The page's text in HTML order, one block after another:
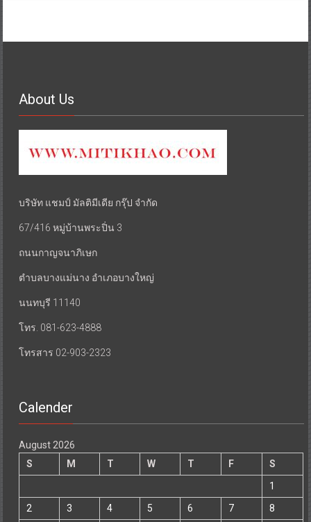
About Us
บริษัท แชมป์ มัลติมีเดีย กรุ๊ป จำกัด
67/416 หมู่บ้านพระปิ่น 3
ถนนกาญจนาภิเษก
ตำบลบางแม่นาง อำเภอบางใหญ่
นนทบุรี 11140
โทร. 081-623-4888
โทรสาร 02-903-2323
Calender
August 2026
S
M T W T F
S
1
2
3 4 5 6 7 8